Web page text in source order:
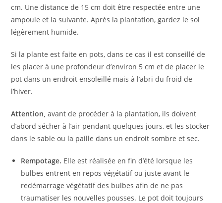
cm. Une distance de 15 cm doit être respectée entre une
ampoule et la suivante. Après la plantation, gardez le sol
légèrement humide.
Si la plante est faite en pots, dans ce cas il est conseillé de
les placer à une profondeur d’environ 5 cm et de placer le
pot dans un endroit ensoleillé mais à l’abri du froid de
l’hiver.
Attention, avant de procéder à la plantation, ils doivent
d’abord sécher à l’air pendant quelques jours, et les stocker
dans le sable ou la paille dans un endroit sombre et sec.
Rempotage. Elle est réalisée en fin d’été lorsque les
bulbes entrent en repos végétatif ou juste avant le
redémarrage végétatif des bulbes afin de ne pas
traumatiser les nouvelles pousses. Le pot doit toujours